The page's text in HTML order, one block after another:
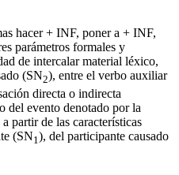
hacer + INF, poner a + INF,
parámetros formales y
de intercalar material léxico,
(SN2), entre el verbo auxiliar
directa o indirecta
del evento denotado por la
partir de las características
(SN1 ), del participante causado